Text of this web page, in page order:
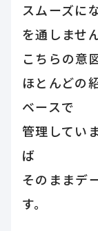
スムーズに
を通しませ
こちらの意
ほとんどの
ベースで
管理してい
ば
そのままデ
す。